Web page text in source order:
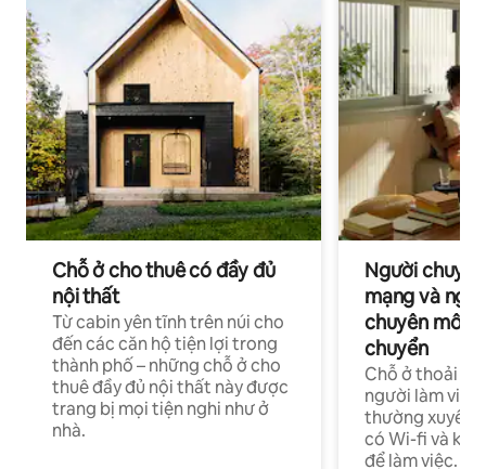
Chỗ ở cho thuê có đầy đủ
nội thất
Từ cabin yên tĩnh trên núi cho
đến các căn hộ tiện lợi trong
thành phố – những chỗ ở cho
thuê đầy đủ nội thất này được
trang bị mọi tiện nghi như ở
nhà.
Người
mạng và
chuyên môn
chuyển
Chỗ ở thoải
người làm việc
thường xuyên
có Wi-fi và
để làm việc.